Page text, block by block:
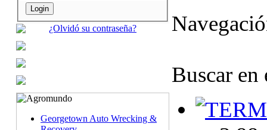
¿Olvidó su contraseña?
Georgetown Auto Wrecking &
Buscar en